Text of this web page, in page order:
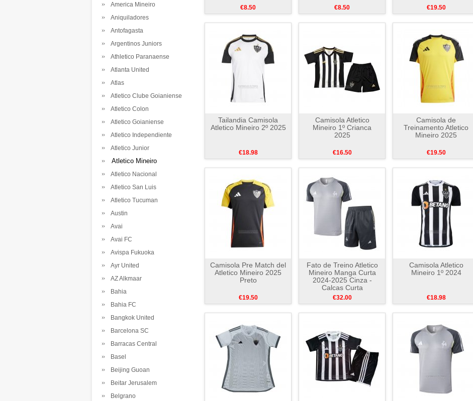
America Mineiro
Aniquiladores
Antofagasta
Argentinos Juniors
Athletico Paranaense
Atlanta United
Atlas
Atletico Clube Goianiense
Atletico Colon
Atletico Goianiense
Atletico Independiente
Atletico Junior
Atletico Mineiro
Atletico Nacional
Atletico San Luis
Atletico Tucuman
Austin
Avai
Avai FC
Avispa Fukuoka
Ayr United
AZ Alkmaar
Bahia
Bahia FC
Bangkok United
Barcelona SC
Barracas Central
Basel
Beijing Guoan
Beitar Jerusalem
Belgrano
€8.50 €8.50 €19.50
Tailandia Camisola
Atletico Mineiro 2º 2025
€18.98
Camisola Atletico
Mineiro 1º Crianca
2025
€16.50
Camisola de
Treinamento Atletico
Mineiro 2025
€19.50
Camisola Pre Match del
Atletico Mineiro 2025
Preto
€19.50
Fato de Treino Atletico
Mineiro Manga Curta
2024-2025 Cinza -
Calcas Curta
€32.00
Camisola Atletico
Mineiro 1º 2024
€18.98